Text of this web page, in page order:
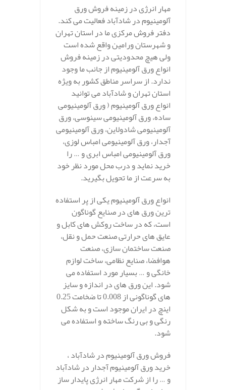
مهار انرژی در زمینه فروش ورق
آلومینیوم در شادآباد فعالیت می کند.
دفتر فروش مرکزی ما در استان تهران
و شهرستان ورامین واقع شده است
ولی هیچ محدودیتی در زمینه فروش
انواع ورق آلومینیوم از جانب ما وجود
ندارد. از سراسر مناطق کشور به ویژه
استان تهران و شادآباد می توانید
انواع ورق آلومینیوم ( ورق آلومینیومی
ساده، ورق آلومینیومی سینوسی، ورق
آلومینیومی شادولاین، ورق آلومینیومی
آجدار، ورق آلومینیومی امباس لوزی،
ورق آلومینیومی امباس ابری و … را
خرید نماید و درب محل مورد نظر خود
به سرعت از ما تحویل بگیرید.
انواع ورق آلومینیوم یکی از پر استفاده
ترین ورق های در صنایع گوناگون
است، که در ساخت روکش های کابل و
عایق های حرارتی صنعت حمل و نقل،
صنعت ساختمان سازی، صنعت
هوافضا، صنایع نظامی، ساخت لوازم
خانگی و … بسیار مورد استفاده می
شود. این ورق های در اندازه و سایز
های گوناگونی از 0.008 تا ضخامت 0.25
اینچ در ایران موجود است و به شکل
رنگی و بی رنگ ساخته و استفاده می
شود.
فروش ورق آلومینیوم در شادآباد ،
خرید ورق آلومینیوم آجدار در شادآباد
و … را از شرکت مهار انرژی پایدار ساز